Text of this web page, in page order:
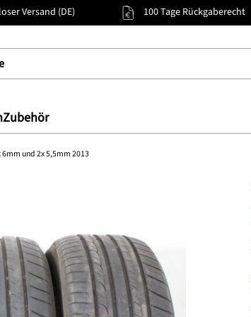
Versand (DE) 100 Tage Rückgaberecht
Zubehör
6mm und 2x 5,5mm 2013